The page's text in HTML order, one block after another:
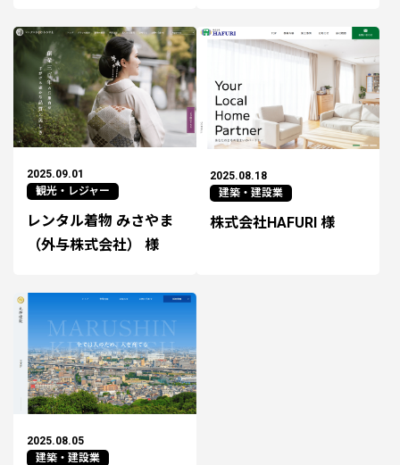
2025.09.01
観光・レジャー
レンタル着物 みさやま
（外与株式会社） 様
2025.08.18
建築・建設業
株式会社HAFURI 様
2025.08.05
建築・建設業